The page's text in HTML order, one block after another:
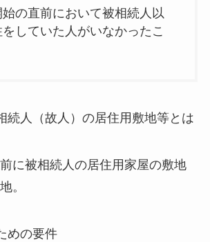
の直前において被相続人以
していた人がいなかったこ
続人（故人）の居住用敷地等とは
に被相続人の居住用家屋の敷地
。
めの要件